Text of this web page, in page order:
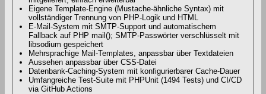
Eigene Template-Engine (Mustache-ähnliche Syntax) mit
vollständiger Trennung von PHP-Logik und HTML
E-Mail-System mit SMTP-Support und automatischem
Fallback auf PHP mail(); SMTP-Passwörter verschlüsselt mit
libsodium gespeichert
Mehrsprachige Mail-Templates, anpassbar über Textdateien
Aussehen anpassbar über CSS-Datei
Datenbank-Caching-System mit konfigurierbarer Cache-Dauer
Umfangreiche Test-Suite mit PHPUnit (1494 Tests) und CI/CD
via GitHub Actions